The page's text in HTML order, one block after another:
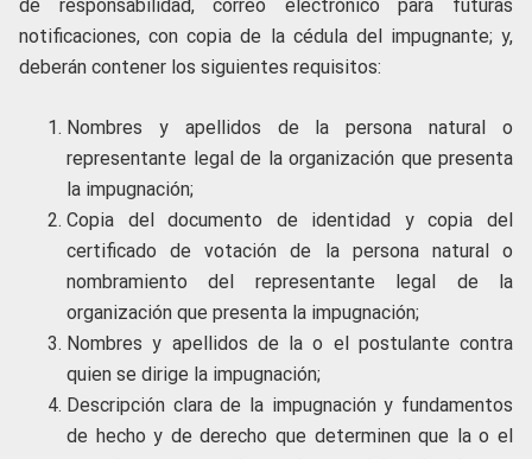
de responsabilidad, correo electrónico para futuras
notificaciones, con copia de la cédula del impugnante; y,
deberán contener los siguientes requisitos:
Nombres y apellidos de la persona natural o
representante legal de la organización que presenta
la impugnación;
Copia del documento de identidad y copia del
certificado de votación de la persona natural o
nombramiento del representante legal de la
organización que presenta la impugnación;
Nombres y apellidos de la o el postulante contra
quien se dirige la impugnación;
Descripción clara de la impugnación y fundamentos
de hecho y de derecho que determinen que la o el